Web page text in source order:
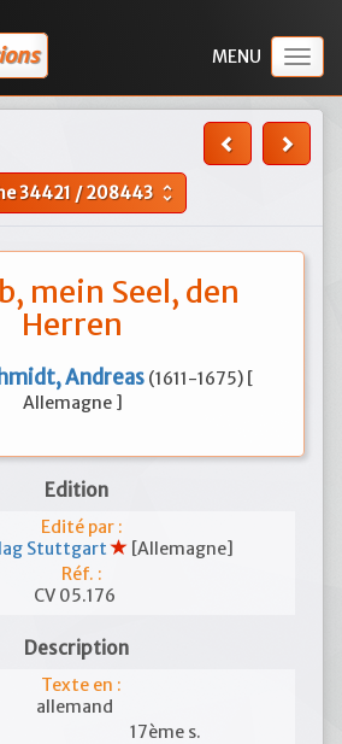
34421 /208443 unfold_more
mein Seel, den
Herren
Andreas (1611-1675) [
Allemagne ]
Edition
Edité par :
Stuttgart
[Allemagne]
Réf. :
CV 05.176
Description
Texte en :
allemand
17ème s.